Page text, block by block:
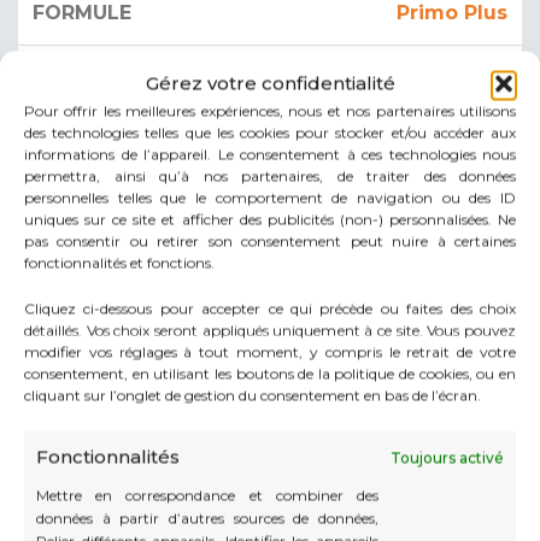
Gérez votre confidentialité
Pour offrir les meilleures expériences, nous et nos partenaires utilisons
des technologies telles que les cookies pour stocker et/ou accéder aux
informations de l’appareil. Le consentement à ces technologies nous
permettra, ainsi qu’à nos partenaires, de traiter des données
personnelles telles que le comportement de navigation ou des ID
uniques sur ce site et afficher des publicités (non-) personnalisées. Ne
pas consentir ou retirer son consentement peut nuire à certaines
fonctionnalités et fonctions.
Cliquez ci-dessous pour accepter ce qui précède ou faites des choix
détaillés. Vos choix seront appliqués uniquement à ce site. Vous pouvez
modifier vos réglages à tout moment, y compris le retrait de votre
consentement, en utilisant les boutons de la politique de cookies, ou en
cliquant sur l’onglet de gestion du consentement en bas de l’écran.
Fonctionnalités Toujours activé
Mettre en correspondance et combiner des
données à partir d’autres sources de données,
Primo Plus
A la suite de la formule Primo
Non résidents en Principauté
illimitée
900€HT/mois
administratif
Activité en nom propre
Non résidents en Principauté dont l'activité s'effectue